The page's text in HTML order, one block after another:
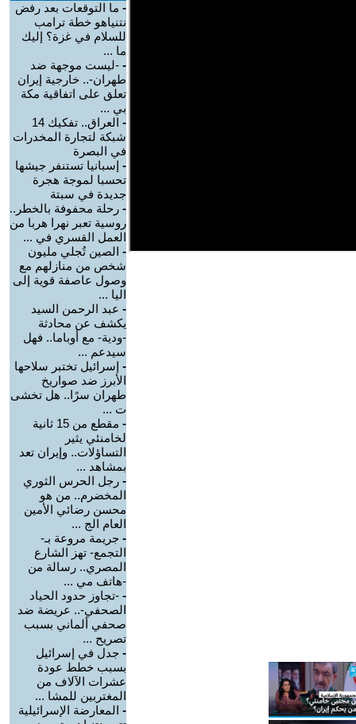
- ما التوقعات بعد رفض
نتنياهو خطة ترامب
للسلام في غزة؟ إليك
ما ...
- -ليست موجهة ضد
طهران-.. خارجية إيران
تعلق على اتفاقية مكة
بي ...
-
العراق.. تفكيك 14
شبكة لتجارة المخدرات
في البصرة
- إسبانيا تستنفر جيشها
تحسبا لموجة هجرة
جديدة في سبتة
- رحلة محفوفة بالخطر..
روسية تعبر نهرا هربا من
العمل القسري في ...
- الصين تُجلي مليون
شخص من منازلهم مع
وصول عاصفة قوية إلى
اليا ...
- عبد الرحمن السيد
يكشف عن محادثة
-ودية- مع أوباما.. فهل
سيدعم ...
- إسرائيل تختبر سلاحها
الأبرز ضد صواريخ
طهران سرًا.. هل تخشى
ت ...
-
مقطع من 15 ثانية
لخامنئي يثير
التساؤلات.. وإيران تعد
بمشاهد ...
- رجل الحرس الثوري
المخضرم.. من هو
محسن رضائي الأمين
العام الج ...
- جريمة مروعة بـ-
التجمع- تهز الشارع
المصري.. رسالة من
-هاتف مي ...
- -تجاوز حدود الحياد
الصحفي-.. عريضة ضد
صحفي ألماني بسبب
تصريح ...
- جدل في إسرائيل
بسبب خطط عودة
عشرات الآلاف من
المغتربين للمشا ...
- المعارضة الإسرائيلية